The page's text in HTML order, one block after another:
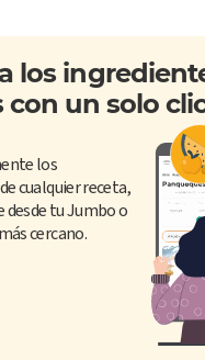
los
con un solo
los
cualquier receta,
tu Jumbo o
cercano.